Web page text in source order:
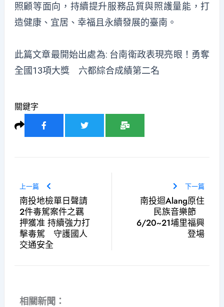
照顧等面向，持續提升服務品質與照護量能，打
造健康、宜居、幸福且永續發展的臺南。
此篇文章最開始出處為: 台南衛政表現亮眼！勇奪
全國13項大獎 六都綜合成績第二名
關鍵字
上一篇
南投地檢單日聲請
2件毒駕案件之羈
押獲准 持續強力打
擊毒駕 守護國人
交通安全
下一篇
南投迴Alang原住
民族音樂節
6/20~21埔里福興
登場
相關新聞：